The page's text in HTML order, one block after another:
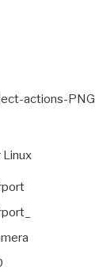
actions-PNG
Linux